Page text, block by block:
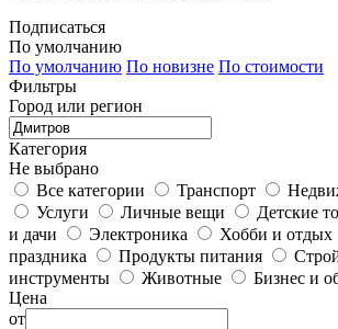
Подписаться
По умолчанию
По умолчанию По новизне По стоимости
Фильтры
Город или регион
Категория
Не выбрано
Все категории
Транспорт
Услуги
Личные вещи Детские
и дачи
Электроника Хобби и отдых
праздника
Продукты питания
инструменты
Животные
Бизнес и
Цена
от